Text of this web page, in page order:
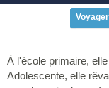
À l'école primaire,
Adolescente, elle